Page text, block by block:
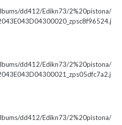
dd412/Edikn73/2%20pistona/
dd412/Edikn73/2%20pistona/
dd412/Edikn73/2%20pistona/